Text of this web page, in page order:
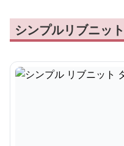
シンプルリブニッ